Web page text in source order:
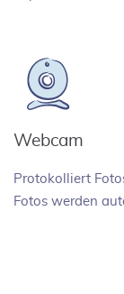
Webcam
Protokolliert
Fotos werden